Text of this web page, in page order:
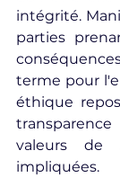
intégrité.
parties
terme pour
éthique
valeurs de
impliquées.